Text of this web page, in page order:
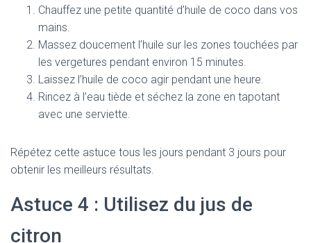
Chauffez une petite quantité d’huile de coco dans vos
mains.
Massez doucement l’huile sur les zones touchées par
les vergetures pendant environ 15 minutes.
Laissez l’huile de coco agir pendant une heure.
Rincez à l’eau tiède et séchez la zone en tapotant
avec une serviette.
Répétez cette astuce tous les jours pendant 3 jours pour
obtenir les meilleurs résultats.
Astuce 4 : Utilisez du jus de
citron